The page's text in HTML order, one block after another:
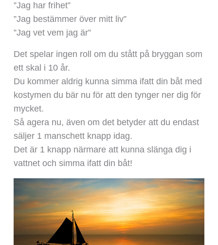
”Jag har frihet”
”Jag bestämmer över mitt liv”
”Jag vet vem jag är”
Det spelar ingen roll om du stått på bryggan som
ett skal i 10 år.
Du kommer aldrig kunna simma ifatt din båt med
kostymen du bär nu för att den tynger ner dig för
mycket.
Så agera nu, även om det betyder att du endast
säljer 1 manschett knapp idag.
Det är 1 knapp närmare att kunna slänga dig i
vattnet och simma ifatt din båt!